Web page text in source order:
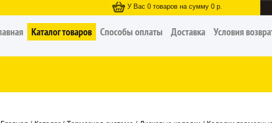
У Вас 0 товаров на сумму 0 р.
Каталог товаров Способы оплаты Доставка Условия